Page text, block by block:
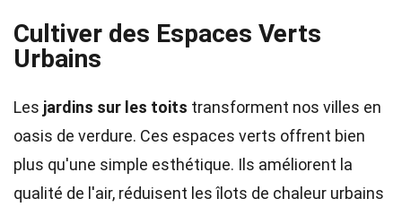
Cultiver des Espaces Verts
Urbains
Les jardins sur les toits transforment nos villes en
oasis de verdure. Ces espaces verts offrent bien
plus qu'une simple esthétique. Ils améliorent la
qualité de l'air, réduisent les îlots de chaleur urbains